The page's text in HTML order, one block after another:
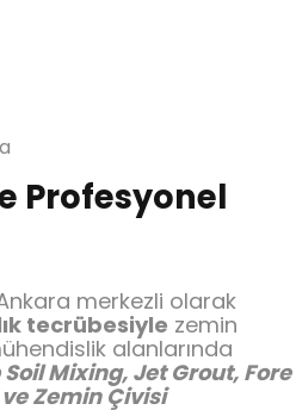
Profesyonel
merkezli olarak
tecrübesiyle zemin
alanlarında
Soil Mixing, Jet Grout, Fore
Zemin Çivisi